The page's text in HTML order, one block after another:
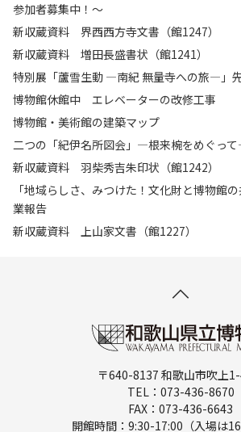
参加者募集中！～
新収蔵資料 界西西方寺文書（館1247）
新収蔵資料 増田長盛書状（館1241）
特別展「蘆雪生動 ―南紀 無量寺への旅―」
博物館休館中 エレベーターの改修工事
博物館・美術館の建築マップ
二つの「紀伊名所図会」―根来椀をめぐっ
新収蔵資料 羽柴秀吉朱印状（館1242）
「地域らしさ、みつけた！文化財と博物館
業報告
新収蔵資料 上山家文書（館1227）
〒640-8137 和歌山市吹上
TEL：073-436-8670
FAX：073-436-6643
開館時間：9:30-17:00（入場は